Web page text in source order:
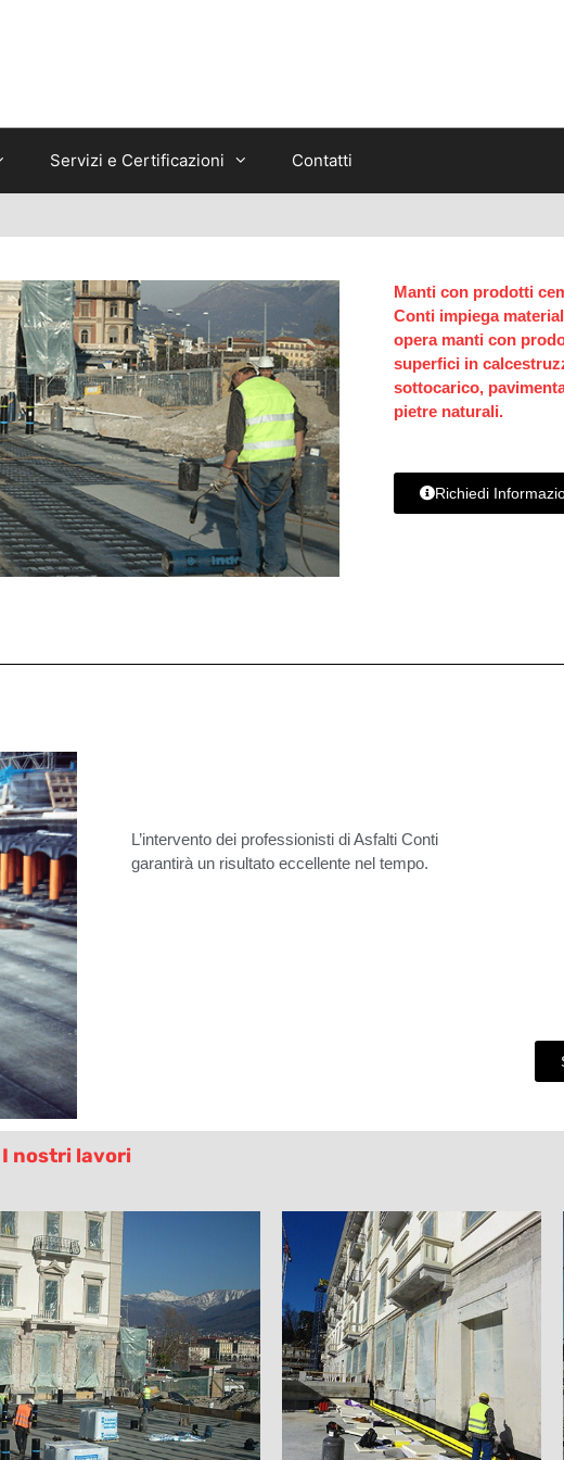
Servizi e Certificazioni Contatti
Manti con prodotti
Conti impiega
opera manti con
superfici in
sottocarico,
pietre naturali.
Richiedi
L’intervento dei professionisti di Asfalti Conti
garantirà un risultato eccellente nel tempo.
I nostri lavori